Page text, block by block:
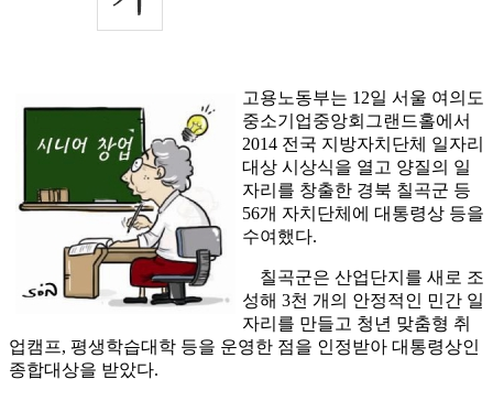
고용노동부는 12일 서울 여의도
중소기업중앙회그랜드홀에서
2014 전국 지방자치단체 일자리
대상 시상식을 열고 양질의 일
자리를 창출한 경북 칠곡군 등
56개 자치단체에 대통령상 등을
수여했다.
칠곡군은 산업단지를 새로 조
성해 3천 개의 안정적인 민간 일
자리를 만들고 청년 맞춤형 취
업캠프, 평생학습대학 등을 운영한 점을 인정받아 대통령상인
종합대상을 받았다.